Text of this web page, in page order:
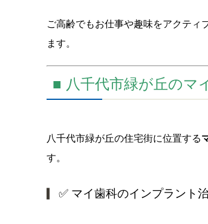
ご高齢でもお仕事や趣味をアクティ
ます。
■ 八千代市緑が丘のマ
八千代市緑が丘の住宅街に位置する
す。
✅ マイ歯科のインプラント